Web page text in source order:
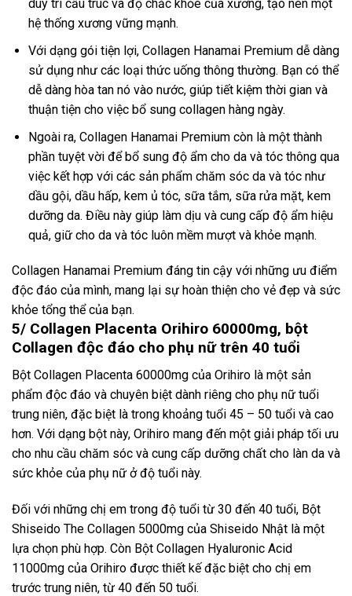
duy trì cấu trúc và độ chắc khỏe của xương, tạo nên một
hệ thống xương vững mạnh.
Với dạng gói tiện lợi, Collagen Hanamai Premium dễ dàng
sử dụng như các loại thức uống thông thường. Bạn có thể
dễ dàng hòa tan nó vào nước, giúp tiết kiệm thời gian và
thuận tiện cho việc bổ sung collagen hàng ngày.
Ngoài ra, Collagen Hanamai Premium còn là một thành
phần tuyệt vời để bổ sung độ ẩm cho da và tóc thông qua
việc kết hợp với các sản phẩm chăm sóc da và tóc như
dầu gội, dầu hấp, kem ủ tóc, sữa tắm, sữa rửa mặt, kem
dưỡng da. Điều này giúp làm dịu và cung cấp độ ẩm hiệu
quả, giữ cho da và tóc luôn mềm mượt và khỏe mạnh.
Collagen Hanamai Premium đáng tin cậy với những ưu điểm
độc đáo của mình, mang lại sự hoàn thiện cho vẻ đẹp và sức
khỏe tổng thể của bạn.
5/ Collagen Placenta Orihiro 60000mg, bột
Collagen độc đáo cho phụ nữ trên 40 tuổi
Bột Collagen Placenta 60000mg của Orihiro là một sản
phẩm độc đáo và chuyên biệt dành riêng cho phụ nữ tuổi
trung niên, đặc biệt là trong khoảng tuổi 45 – 50 tuổi và cao
hơn. Với dạng bột này, Orihiro mang đến một giải pháp tối ưu
cho nhu cầu chăm sóc và cung cấp dưỡng chất cho làn da và
sức khỏe của phụ nữ ở độ tuổi này.
Đối với những chị em trong độ tuổi từ 30 đến 40 tuổi, Bột
Shiseido The Collagen 5000mg của Shiseido Nhật là một
lựa chọn phù hợp. Còn Bột Collagen Hyaluronic Acid
11000mg của Orihiro được thiết kế đặc biệt cho chị em
trước trung niên, từ 40 đến 50 tuổi.